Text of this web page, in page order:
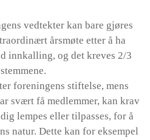
vedtekter kan bare gjøres
årsmøte etter å ha
innkalling, og det kreves 2/3
foreningens stiftelse, mens
svært få medlemmer, kan krav
lempes eller tilpasses, for å
natur. Dette kan for eksempel